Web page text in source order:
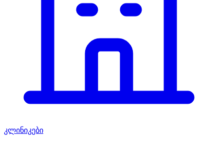
კლინიკები